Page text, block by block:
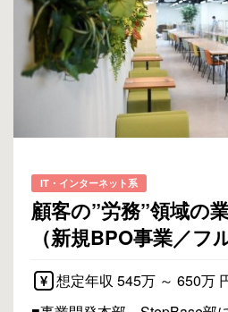
IT・インターネット系
顧客の”労務”領域の
（新規BPO事業／フ
想定年収 545万 ～ 650万